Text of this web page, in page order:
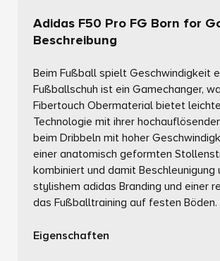
Adidas F50 Pro FG Born for
Beschreibung
Beim Fußball spielt Geschwindigkeit
Fußballschuh ist ein Gamechanger,
Fibertouch Obermaterial bietet
Technologie mit ihrer
beim Dribbeln mit hoher
einer anatomisch geformten
kombiniert und damit
stylishem adidas Branding und einer
das Fußballtraining auf festen
Eigenschaften